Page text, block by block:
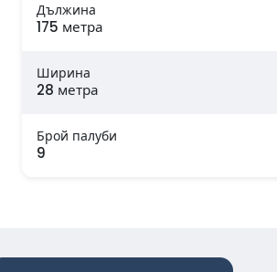
Дължина
175 метра
Ширина
28 метра
Брой палуби
9